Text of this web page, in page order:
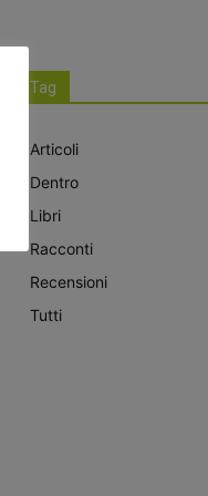
Tag
Articoli
Dentro
Libri
Racconti
Recensioni
Tutti